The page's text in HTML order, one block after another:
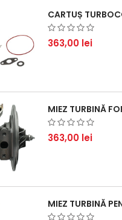
363,00 lei
363,00 lei